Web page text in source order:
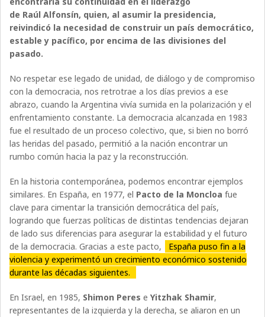
de Raúl Alfonsín, quien, al asumir la presidencia,
reivindicó la necesidad de construir un país democrático,
estable y pacífico, por encima de las divisiones del
pasado.
No respetar ese legado de unidad, de diálogo y de compromiso
con la democracia, nos retrotrae a los días previos a ese
abrazo, cuando la Argentina vivía sumida en la polarización y el
enfrentamiento constante. La democracia alcanzada en 1983
fue el resultado de un proceso colectivo, que, si bien no borró
las heridas del pasado, permitió a la nación encontrar un
rumbo común hacia la paz y la reconstrucción.
En la historia contemporánea, podemos encontrar ejemplos
similares. En España, en 1977, el Pacto de la Moncloa fue
clave para cimentar la transición democrática del país,
logrando que fuerzas políticas de distintas tendencias dejaran
de lado sus diferencias para asegurar la estabilidad y el futuro
de la democracia. Gracias a este pacto,
España puso fin a la
violencia y experimentó un crecimiento económico sostenido
durante las décadas siguientes.
En Israel, en 1985, Shimon Peres eYitzhak Shamir,
representantes de la izquierda y la derecha, se aliaron en un